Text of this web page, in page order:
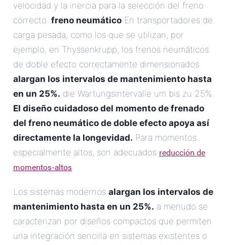
velocidad y la inercia para la selección del freno
correcto. freno neumático En transportadores de
carga pesada, como los que se utilizan, por
ejemplo, en Thyssenkrupp, los frenos neumáticos
de doble efecto correctamente dimensionados
alargan los intervalos de mantenimiento hasta
en un 25%. die Wartungsintervalle um bis zu 25%.
El diseño cuidadoso del momento de frenado
del freno neumático de doble efecto apoya así
directamente la longevidad. Para momentos
especialmente altos, son adecuados reducción de
momentos-altos.
Los sistemas modernos alargan los intervalos de
mantenimiento hasta en un 25%. a menudo se
caracterizan por diseños compactos que permiten
una integración sencilla en sistemas existentes o